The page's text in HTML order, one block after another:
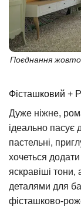
Поєднання
Фісташковий +
Дуже ніжне,
ідеально пасує
пастельні,
хочеться
яскравіші
деталями для
фісташково-